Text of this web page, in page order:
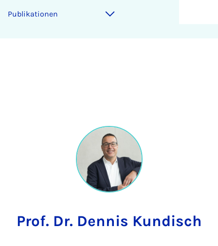
Publikationen
Prof. Dr. Dennis Kundisch